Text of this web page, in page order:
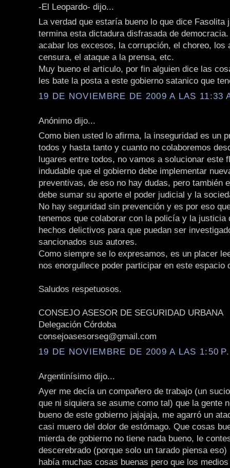
-El Leopardo- dijo...
La verdad que estaría bueno lo que dice Fasolita
termina esta dictadura disfrasada de
acabar los excesos, la corrupción, el choreo, los
censura, el ataque a la prensa, etc.
Muy bueno el articulo, por fin alguien dice las
les bate la posta a este gobierno satanico que
19 DE NOVIEMBRE DE 2009 A LAS 11:33
Anónimo dijo...
Como bien usted lo afirma, la inseguridad es un
todos y hasta tanto y cuanto no colaboremos
lugares entre todos, no vamos a solucionar este
indudable que el gobierno debe implementar
preventivas, de eso no hay dudas, pero también
debe sumar su aporte el poder judicial y la
No hay seguridad sin prevención y es por eso
tenemos que colaborar con la policía y la justicia
hechos delictivos para que puedan ser
sancionados sus autores.
Como siempre se lo expresamos, es un placer
nos enorgullece poder participar en este espacio
Saludos respetuosos.
CONSEJO ASESOR DE SEGURIDAD URBANA
Delegación Córdoba
consejoasesorseg@gmail.com
19 DE NOVIEMBRE DE 2009 A LAS 1:50
Argentinísimo dijo...
Ayer me decía un compañero de trabajo (un
que ni siquiera se asume como tal) que la gente
bueno de este gobierno jajajaja, me agarró un
casi muero del dolor de estómago. Que cosas
mierda de gobierno no tiene nada bueno, le
descerebrado (porque solo un tarado piensa eso)
había muchas cosas buenas pero que los